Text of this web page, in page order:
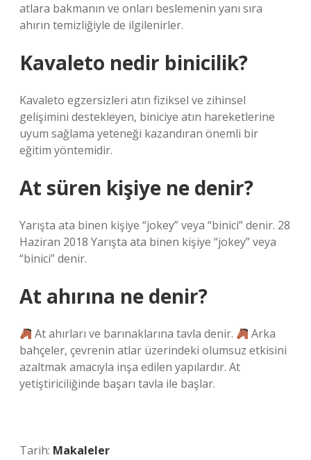
atlara bakmanın ve onları beslemenin yanı sıra
ahırın temizliğiyle de ilgilenirler.
Kavaleto nedir binicilik?
Kavaleto egzersizleri atın fiziksel ve zihinsel
gelişimini destekleyen, biniciye atın hareketlerine
uyum sağlama yeteneği kazandıran önemli bir
eğitim yöntemidir.
At süren kişiye ne denir?
Yarışta ata binen kişiye “jokey” veya “binici” denir. 28
Haziran 2018 Yarışta ata binen kişiye “jokey” veya
“binici” denir.
At ahırına ne denir?
At ahırları ve barınaklarına tavla denir.
Arka
bahçeler, çevrenin atlar üzerindeki olumsuz etkisini
azaltmak amacıyla inşa edilen yapılardır. At
yetiştiriciliğinde başarı tavla ile başlar.
Tarih: Makaleler